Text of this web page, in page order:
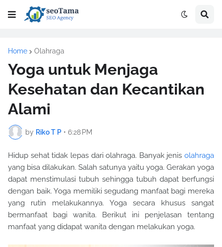
Home Olahraga
Yoga untuk Menjaga
Kesehatan dan Kecantikan
Alami
by Riko T P • 6:28 PM
Hidup sehat tidak lepas dari olahraga. Banyak jenis olahraga
yang bisa dilakukan. Salah satunya yaitu yoga. Gerakan yoga
dapat menstimulasi tubuh sehingga tubuh dapat berfungsi
dengan baik. Yoga memiliki segudang manfaat bagi mereka
yang rutin melakukannya. Yoga secara khusus sangat
bermanfaat bagi wanita. Berikut ini penjelasan tentang
manfaat yang didapat wanita dengan melakukan yoga.